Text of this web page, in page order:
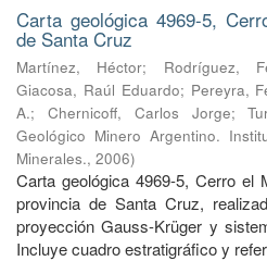
Carta geológica 4969-5,
de Santa Cruz
Martínez, Héctor; Rodríguez,
Giacosa, Raúl Eduardo; Pereyra,
A.; Chernicoff, Carlos Jorge;
Geológico Minero Argentino.
Minerales., 2006)
Carta geológica 4969-5, Cerro el
provincia de Santa Cruz,
proyección Gauss-Krüger y
Incluye cuadro estratigráfico y